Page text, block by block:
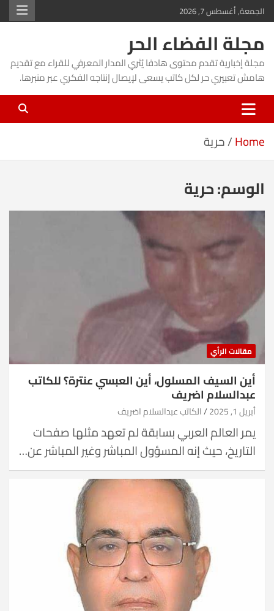
Skip
to
content
الجمعة, أغسطس 7, 2026
مجلة الفضاء الحر
مجلة إخبارية تقدم محتوى هادفا يُثري المدار المعرفي للقراء مع تقديم
هامش تعبيري حر لكل كاتب يسعى لإيصال إنتاجه الفكري عبر منبرها.
Home حرية
الوسم:حرية
مقالات الرأي
أين السيف المسلول، أين العبسي عنترة؟ للكاتب
عبدالسلام اضريف
أبريل 1, 2025 الكاتب عبدالسلام اضريف
يمر العالم العربي بسابقة لم تعهد مثلها صفحات
التاريخ، حيث إنه المسؤول المباشر وغير المباشر عن…